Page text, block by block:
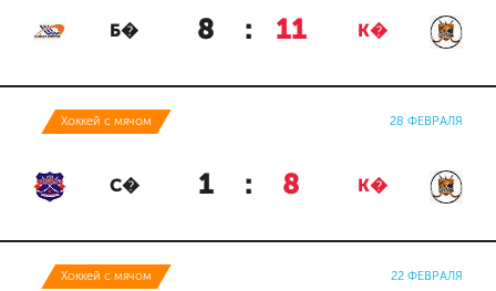
Б� 8 : 11 К�
Хоккей с мячом 28 ФЕВРАЛЯ
С� 1 : 8 К�
Хоккей с мячом 22 ФЕВРАЛЯ